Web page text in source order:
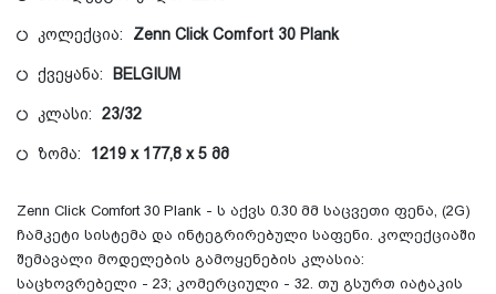
კოლექცია: Zenn Click Comfort 30 Plank
ქვეყანა: BELGIUM
კლასი: 23/32
ზომა: 1219 x 177,8 x 5 მმ
Zenn Click Comfort 30 Plank - ს აქვს 0.30 მმ საცვეთი ფენა, (2G)
ჩამკეტი სისტემა და ინტეგრირებული საფენი. კოლექციაში
შემავალი მოდელების გამოყენების კლასია:
საცხოვრებელი - 23; კომერციული - 32. თუ გსურთ იატაკის